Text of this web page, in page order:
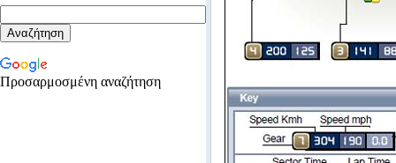
Προσαρμοσμένη αναζήτηση